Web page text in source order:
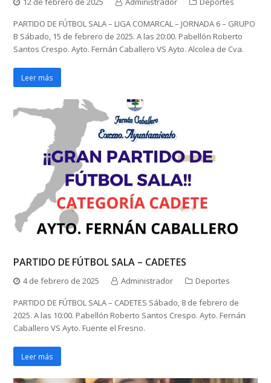
PARTIDO DE FÚTBOL SALA – LIGA COMARCAL – JORNADA 6 – GRUPO
B Sábado, 15 de febrero de 2025. A las 20:00. Pabellón Roberto
Santos Crespo. Ayto. Fernán Caballero VS Ayto. Alcolea de Cva.
Leer más
PARTIDO DE FÚTBOL SALA – CADETES
4 de febrero de 2025 Administrador
Deportes
PARTIDO DE FÚTBOL SALA – CADETES Sábado, 8 de febrero de
2025. A las 10:00. Pabellón Roberto Santos Crespo. Ayto. Fernán
Caballero VS Ayto. Fuente el Fresno.
Leer más